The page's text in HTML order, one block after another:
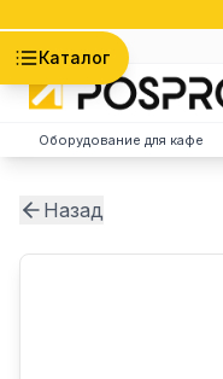
Каталог
Оборудование для кафе
Назад